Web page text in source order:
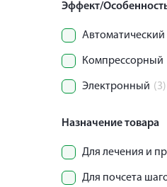
Эффект/
Автоматический
Компрессорный
Электронный (3)
Назначение товара
Для почсета